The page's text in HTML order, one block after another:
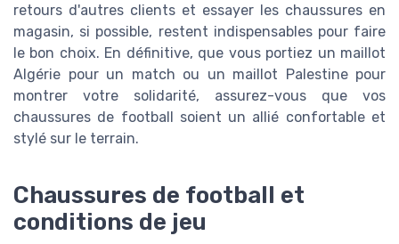
retours d'autres clients et essayer les chaussures en
magasin, si possible, restent indispensables pour faire
le bon choix. En définitive, que vous portiez un maillot
Algérie pour un match ou un maillot Palestine pour
montrer votre solidarité, assurez-vous que vos
chaussures de football soient un allié confortable et
stylé sur le terrain.
Chaussures de football et
conditions de jeu